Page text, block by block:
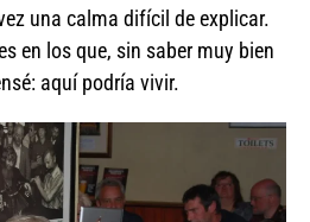
una calma difícil de explicar.
en los que, sin saber muy bien
aquí podría vivir.